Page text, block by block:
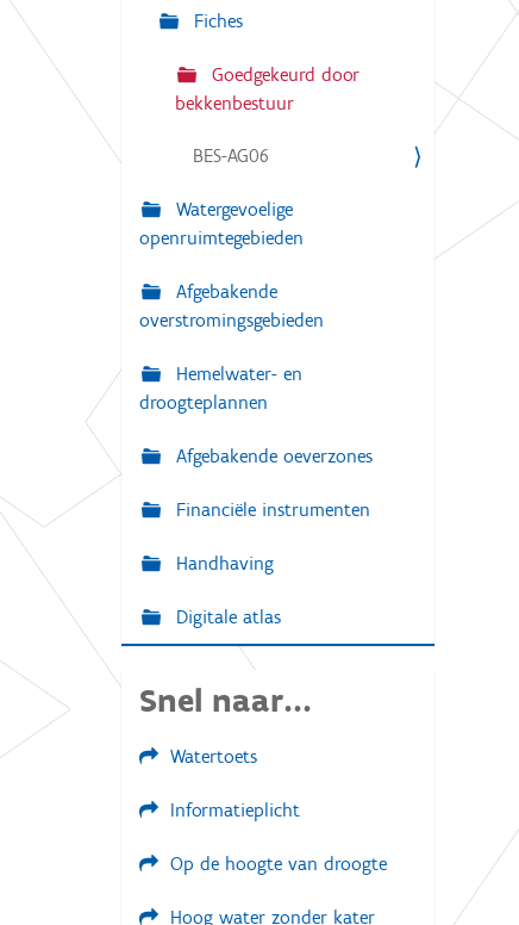
Fiches
Goedgekeurd door
bekkenbestuur
BES-AG06
Watergevoelige
openruimtegebieden
Afgebakende
overstromingsgebieden
Hemelwater- en
droogteplannen
Afgebakende oeverzones
Financiële instrumenten
Handhaving
Digitale atlas
Snel naar...
Watertoets
Informatieplicht
Op de hoogte van droogte
Hoog water zonder kater